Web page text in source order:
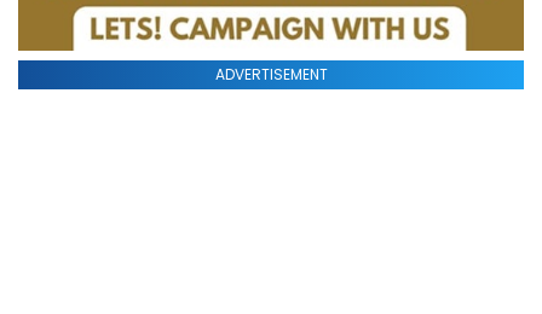
ADVERTISEMENT